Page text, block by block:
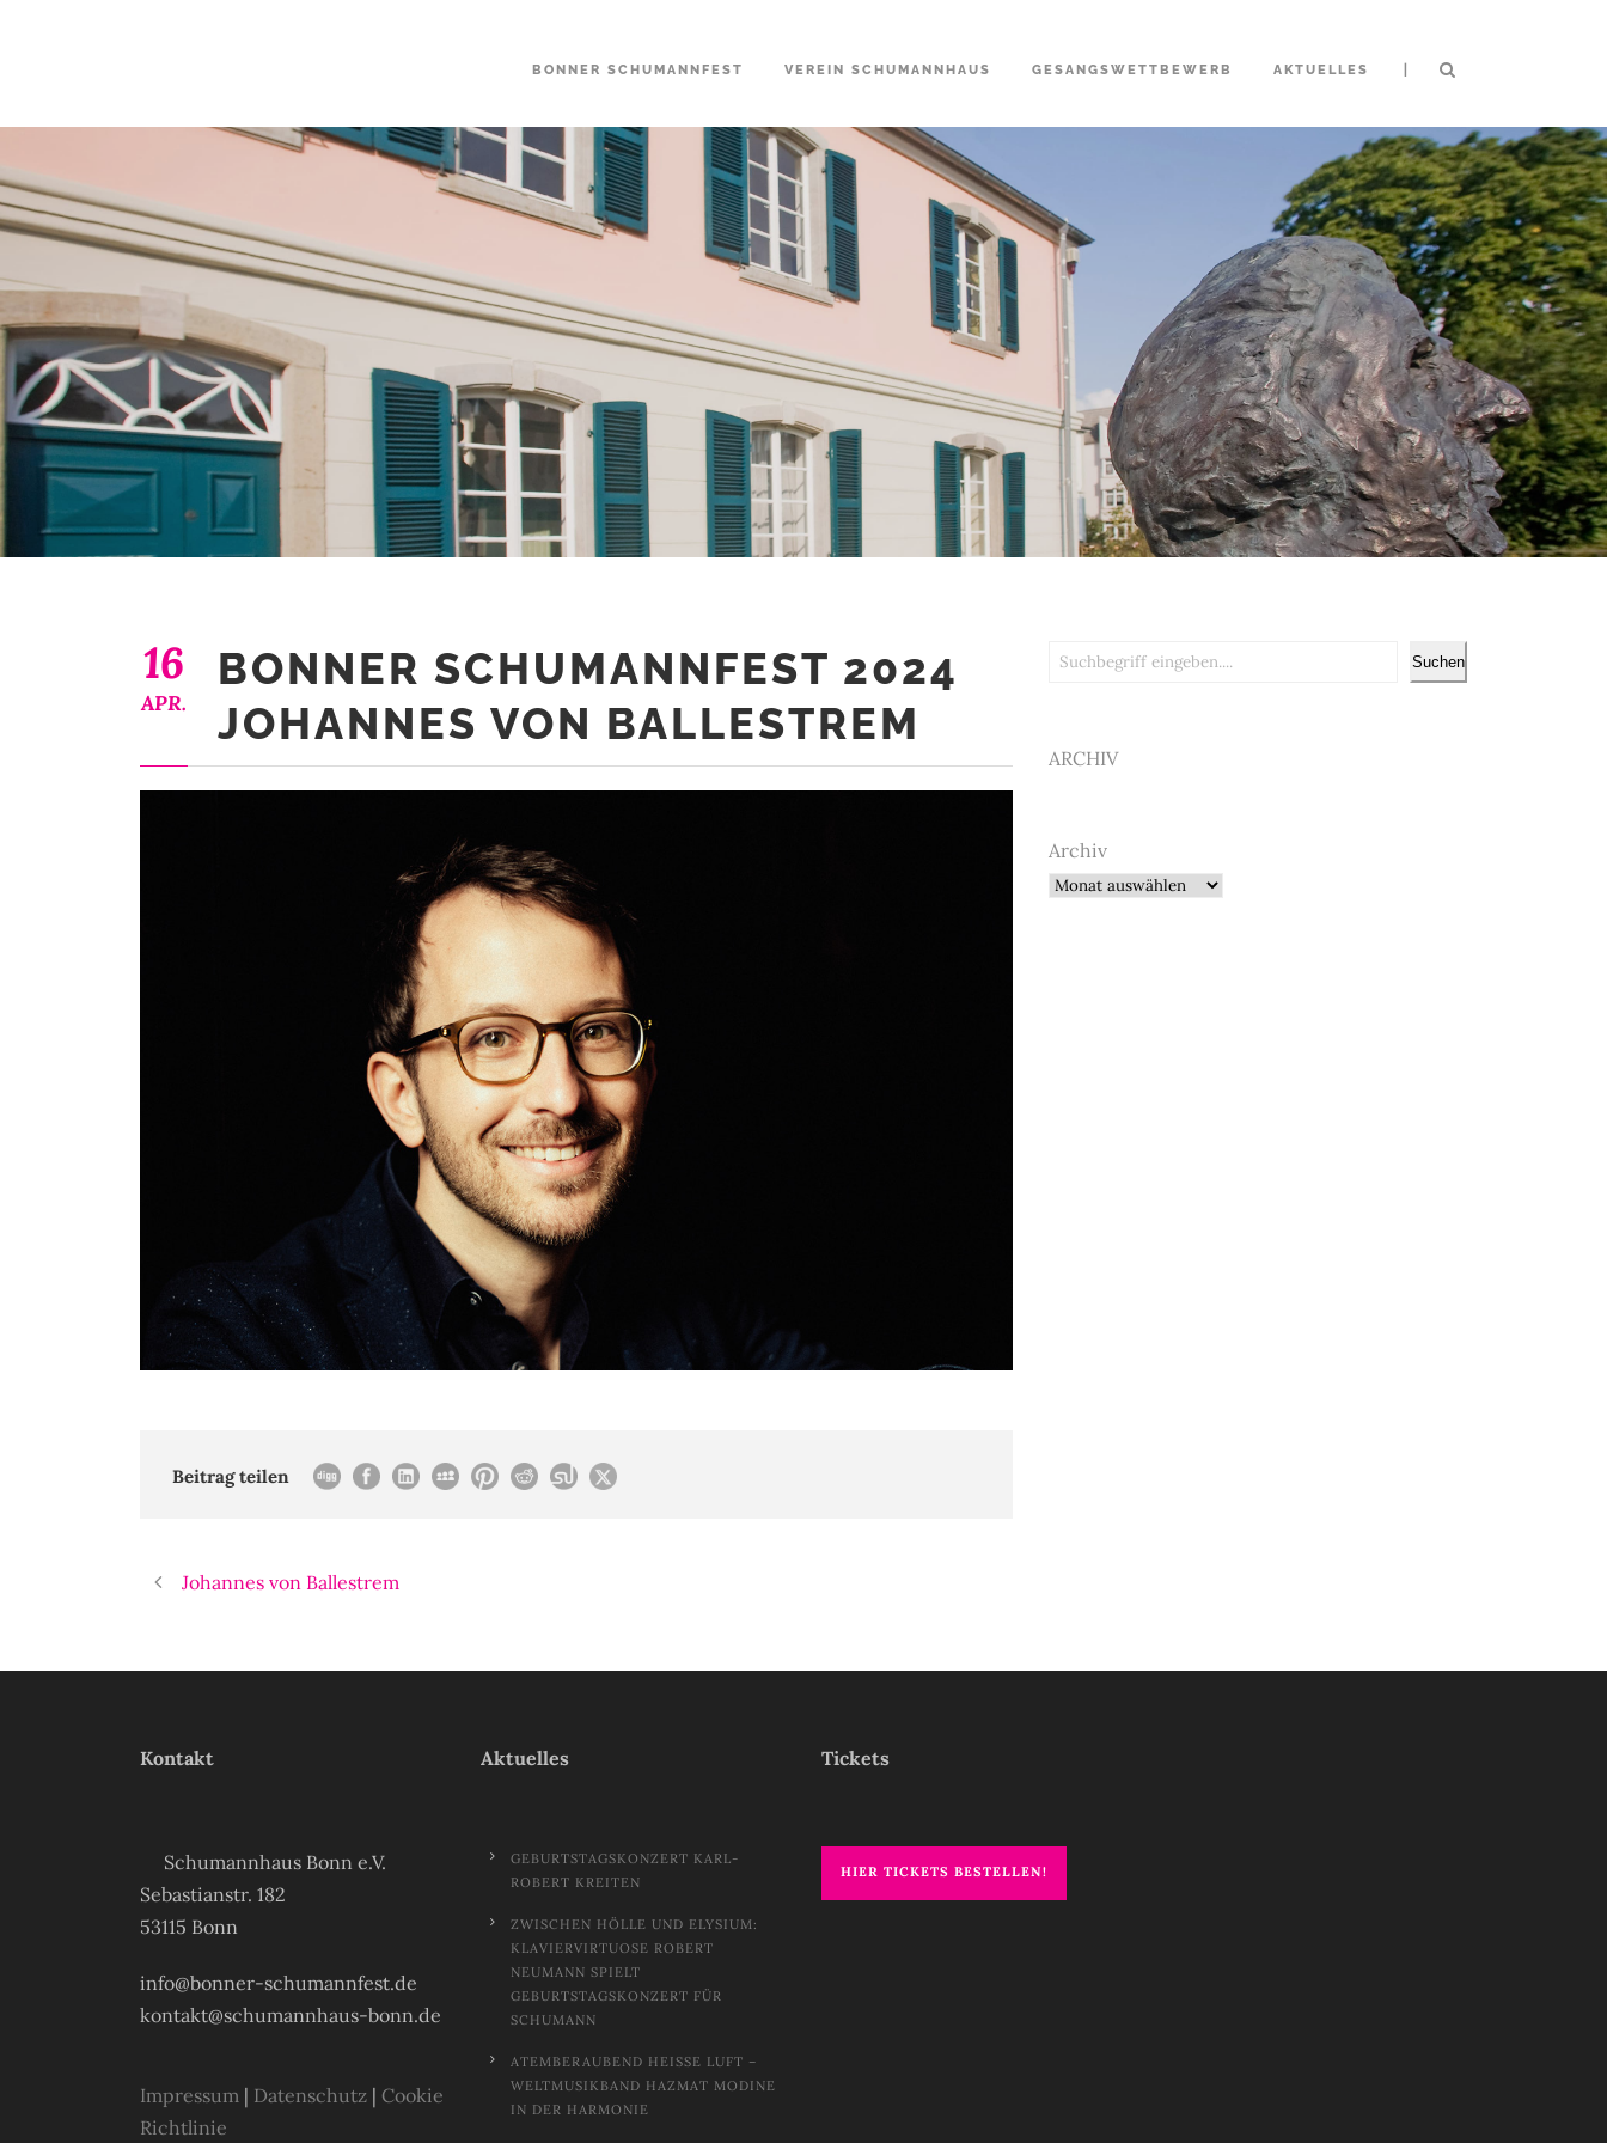
BONNER SCHUMANNFEST VEREIN SCHUMANNHAUS GESANGSWETTBEWERB AKTUELLES |
16
APR.
BONNER SCHUMANNFEST 2024
JOHANNES VON BALLESTREM
Beitrag teilen
Johannes von Ballestrem
Suchen Suchen
ARCHIV
Archiv
Kontakt
Schumannhaus Bonn e.V.
Sebastianstr. 182
53115 Bonn
info@bonner-schumannfest.de
kontakt@schumannhaus-bonn.de
Impressum | Datenschutz | Cookie
Richtlinie
Aktuelles
GEBURTSTAGSKONZERT KARL-
ROBERT KREITEN
ZWISCHEN HÖLLE UND ELYSIUM:
KLAVIERVIRTUOSE ROBERT
NEUMANN SPIELT
GEBURTSTAGSKONZERT FÜR
SCHUMANN
ATEMBERAUBEND HEISSE LUFT – W
ELTMUSIKBAND HAZMAT MODINE I
N DER HARMONIE
Tickets
HIER TICKETS BESTELLEN!